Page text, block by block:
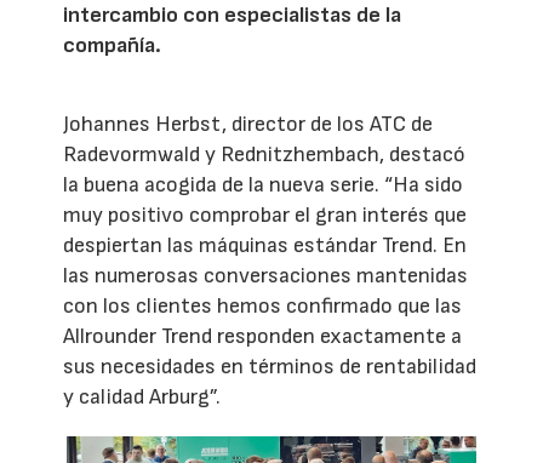
intercambio con especialistas de la
compañía.
Johannes Herbst, director de los ATC de
Radevormwald y Rednitzhembach, destacó
la buena acogida de la nueva serie. “Ha sido
muy positivo comprobar el gran interés que
despiertan las máquinas estándar Trend. En
las numerosas conversaciones mantenidas
con los clientes hemos confirmado que las
Allrounder Trend responden exactamente a
sus necesidades en términos de rentabilidad
y calidad Arburg”.